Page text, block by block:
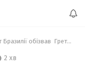
Президент Бразилії обізвав  Грету Тунберг "соплячкою"
2 хв